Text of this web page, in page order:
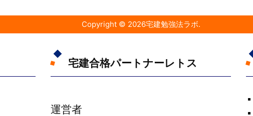
Copyright © 2026宅建勉強法ラボ.
宅建合格パートナーレトス
運営者